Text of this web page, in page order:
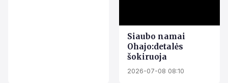
Siaubo namai
Ohajo:detalės
šokiruoja
2026-07-08 08:10